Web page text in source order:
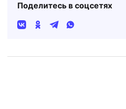
Поделитесь в соцсетях